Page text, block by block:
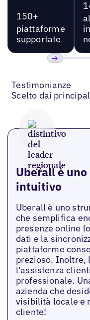
150+
piattaforme
supportate
Testimonianze
Scelto dai
Uberall è
intuitivo
Uberall è uno
che semplifica
presenze online
dati e la
piattaforme
prezioso. Inoltre,
l'assistenza
professionale.
azienda che
visibilità locale e
cliente!